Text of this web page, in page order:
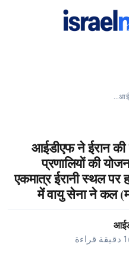
आईडीएफ ने ईरान की
प्रणालियों की
एकमात्र ईरानी स्थल पर
में वायु सेना ने कल
1 دقيقة قراءة